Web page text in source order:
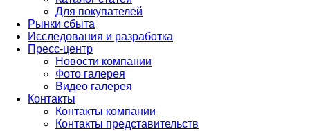
Для покупателей
Рынки сбыта
Исследования и разработка
Пресс-центр
Новости компании
Фото галерея
Видео галерея
Контакты
Контакты компании
Контакты представительств